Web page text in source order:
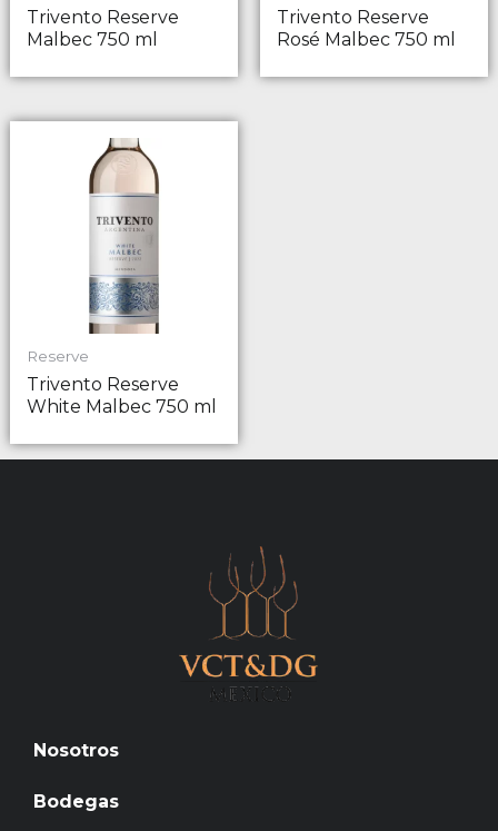
Trivento Reserve
Malbec 750 ml
Trivento Reserve
Rosé Malbec 750 ml
Reserve
Trivento Reserve
White Malbec 750 ml
Nosotros
Bodegas